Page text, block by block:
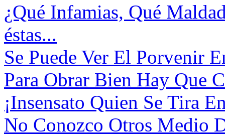
¿Qué Infamias, Qué
éstas...
Se Puede Ver El Porvenir
Para Obrar Bien Hay Que
¡Insensato Quien Se Tira
No Conozco Otros Medio